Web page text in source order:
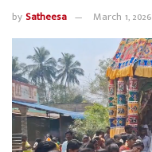
bySatheesa March 1, 2026